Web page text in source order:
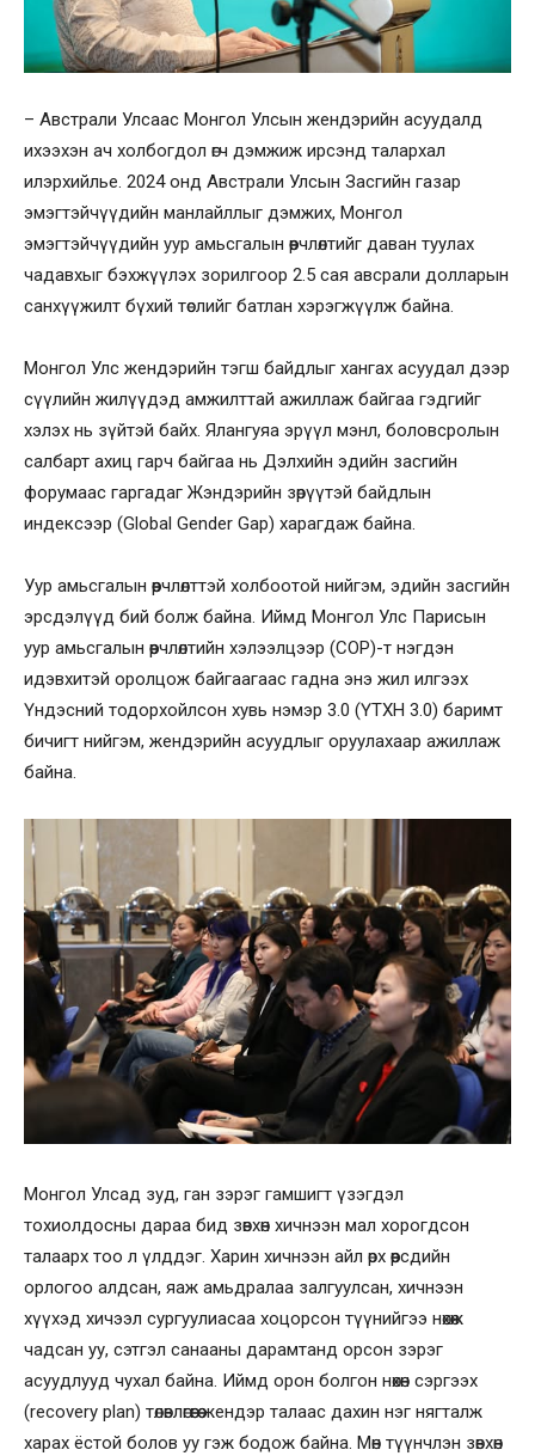
– Австрали Улсаас Монгол Улсын жендэрийн асуудалд
ихээхэн ач холбогдол өгч дэмжиж ирсэнд талархал
илэрхийлье. 2024 онд Австрали Улсын Засгийн газар
эмэгтэйчүүдийн манлайллыг дэмжих, Монгол
эмэгтэйчүүдийн уур амьсгалын өөрчлөлтийг даван туулах
чадавхыг бэхжүүлэх зорилгоор 2.5 сая авсрали долларын
санхүүжилт бүхий төслийг батлан хэрэгжүүлж байна.
Монгол Улс жендэрийн тэгш байдлыг хангах асуудал дээр
сүүлийн жилүүдэд амжилттай ажиллаж байгаа гэдгийг
хэлэх нь зүйтэй байх. Ялангуяа эрүүл мэнл, боловсролын
салбарт ахиц гарч байгаа нь Дэлхийн эдийн засгийн
форумаас гаргадаг Жэндэрийн зөрүүтэй байдлын
индексээр (Global Gender Gap) харагдаж байна.
Уур амьсгалын өөрчлөлттэй холбоотой нийгэм, эдийн засгийн
эрсдэлүүд бий болж байна. Иймд Монгол Улс Парисын
уур амьсгалын өөрчлөлтийн хэлээлцээр (COP)-т нэгдэн
идэвхитэй оролцож байгаагаас гадна энэ жил илгээх
Үндэсний тодорхойлсон хувь нэмэр 3.0 (ҮТХН 3.0) баримт
бичигт нийгэм, жендэрийн асуудлыг оруулахаар ажиллаж
байна.
Монгол Улсад зуд, ган зэрэг гамшигт үзэгдэл
тохиолдосны дараа бид зөвхөн хичнээн мал хорогдсон
талаарх тоо л үлддэг. Харин хичнээн айл өрх өөрсдийн
орлогоо алдсан, яаж амьдралаа залгуулсан, хичнээн
хүүхэд хичээл сургуулиасаа хоцорсон түүнийгээ нөхөж
чадсан уу, сэтгэл санааны дарамтанд орсон зэрэг
асуудлууд чухал байна. Иймд орон болгон нөхөн сэргээх
(recovery plan) төлөвлөгөөгөө жендэр талаас дахин нэг нягталж
харах ёстой болов уу гэж бодож байна. Мөн түүнчлэн зөвхөн